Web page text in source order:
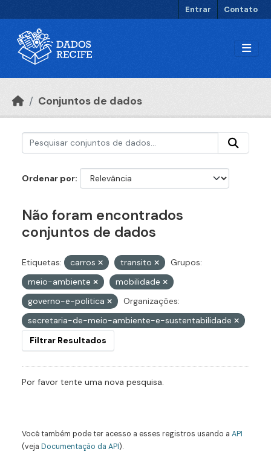
Entrar Contato
Conjuntos de dados
Ordenar por
Não foram encontrados
conjuntos de dados
Etiquetas: carros transito
Grupos:
meio-ambiente
mobilidade
governo-e-politica
Organizações:
secretaria-de-meio-ambiente-e-sustentabilidade
Filtrar Resultados
Por favor tente uma nova pesquisa.
Você também pode ter acesso a esses registros usando a API
(veja Documentação da API).